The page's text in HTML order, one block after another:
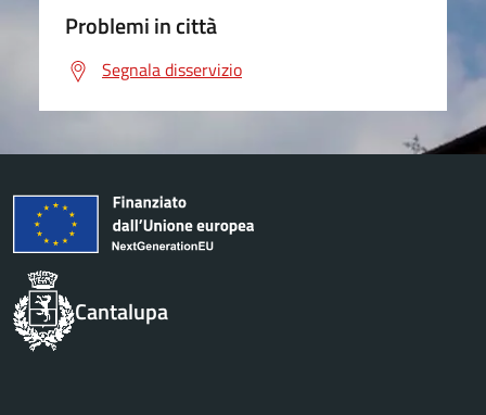
Problemi in città
Segnala disservizio
Cantalupa